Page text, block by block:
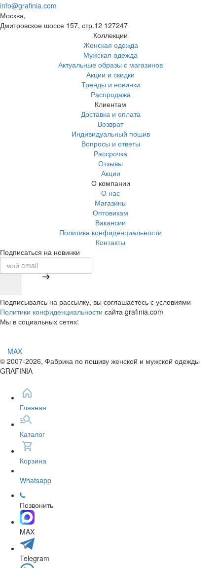
info@grafinia.com
Москва,
Дмитровское шоссе 157, стр.12 127247
Коллекции
Женская одежда
Мужская одежда
Актуальные образы с магазинов
Акции и скидки
Тренды и новинки
Распродажа
Клиентам
Доставка и оплата
Возврат
Индивидуальный пошив
Вопросы и ответы
Рассрочка
Отзывы
Акции
О компании
О нас
Магазины
Оптовикам
Вакансии
Политика конфиденциальности
Контакты
Подписаться на новинки
Подписываясь на рассылку, вы соглашаетесь с условиями
Политики конфиденциальности сайта grafinia.com
Мы в социальных сетях:
MAX
© 2007-2026, Фабрика по пошиву женской и мужской одежды
GRAFINIA
Главная
Каталог
Корзина
Whatsapp
Позвонить
MAX
Telegram